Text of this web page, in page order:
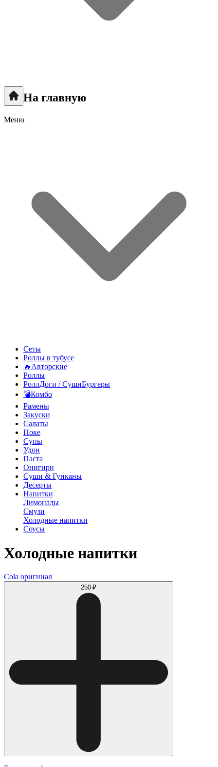
На главную
Меню
Сеты
Роллы в тубусе
🔥Авторские
Роллы
РоллДоги / СушиБургеры
💣Комбо
Рамены
Закуски
Салаты
Поке
Супы
Удон
Паста
Онигири
Суши & Гунканы
Десерты
Напитки
Лимонады
Смузи
Холодные напитки
Соусы
Холодные напитки
Cola оригинал
250 ₽